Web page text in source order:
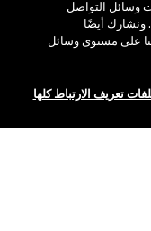
وسائل التواصل
أيضًا
على مستوى وسائل
تعريف الارتباط كلها